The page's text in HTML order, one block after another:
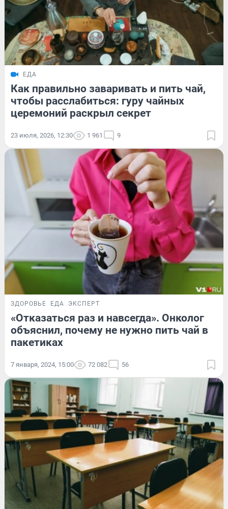
ЕДА
Как правильно заваривать и пить чай,
чтобы расслабиться: гуру чайных
церемоний раскрыл секрет
23 июля, 2026, 12:30 1 961 9
ЗДОРОВЬЕ ЕДА ЭКСПЕРТ
«Отказаться раз и навсегда». Онколог
объяснил, почему не нужно пить чай в
пакетиках
7 января, 2024, 15:00 72 082 56